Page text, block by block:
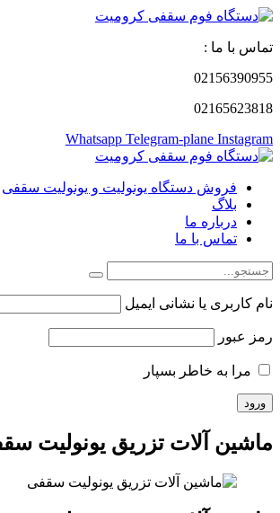
تماس با ما :
02156390955
02165623818
Whatsapp Telegram-plane Instagram
فروش دستگاه یونولیت و یونولیت سقفی
بلاگ
درباره ما
تماس با ما
نام کاربری یا نشانی ایمیل
رمز عبور
مرا به خاطر بسپار
ماشین آلات تزریق یونولیت